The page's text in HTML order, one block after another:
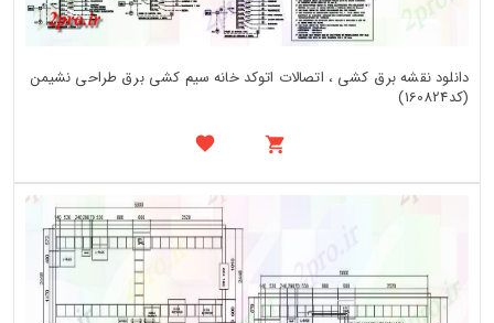
دانلود نقشه برق کشی ، اتصالات اتوکد خانه سیم کشی برق طراحی نشیمن
(کد160824)